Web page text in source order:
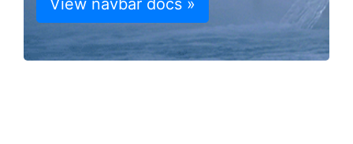
View navbar docs »